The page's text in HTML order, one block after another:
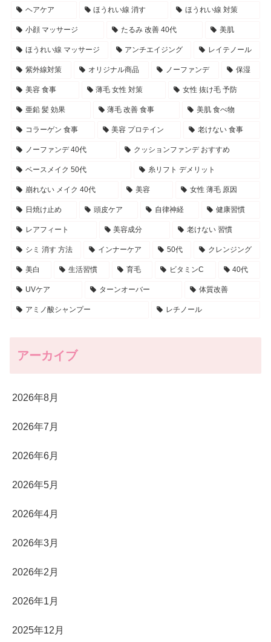
ヘアケア ほうれい線 消す ほうれい線 対策
小顔 マッサージ たるみ 改善 40代 美肌
ほうれい線 マッサージ アンチエイジング レイテノール
紫外線対策 オリジナル商品 ノーファンデ 保湿
美容 食事 薄毛 女性 対策 女性 抜け毛 予防
亜鉛 髪 効果 薄毛 改善 食事 美肌 食べ物
コラーゲン 食事 美容 プロテイン 老けない 食事
ノーファンデ 40代 クッションファンデ おすすめ
ベースメイク 50代 糸リフト デメリット
崩れない メイク 40代 美容 女性 薄毛 原因
日焼け止め 頭皮ケア 自律神経 健康習慣
レアフィート 美容成分 老けない 習慣
シミ 消す 方法 インナーケア 50代 クレンジング
美白 生活習慣 育毛 ビタミンC 40代
UVケア ターンオーバー 体質改善
アミノ酸シャンプー レチノール
アーカイブ
2026年8月
2026年7月
2026年6月
2026年5月
2026年4月
2026年3月
2026年2月
2026年1月
2025年12月